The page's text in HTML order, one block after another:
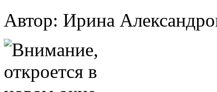
Автор: Ирина